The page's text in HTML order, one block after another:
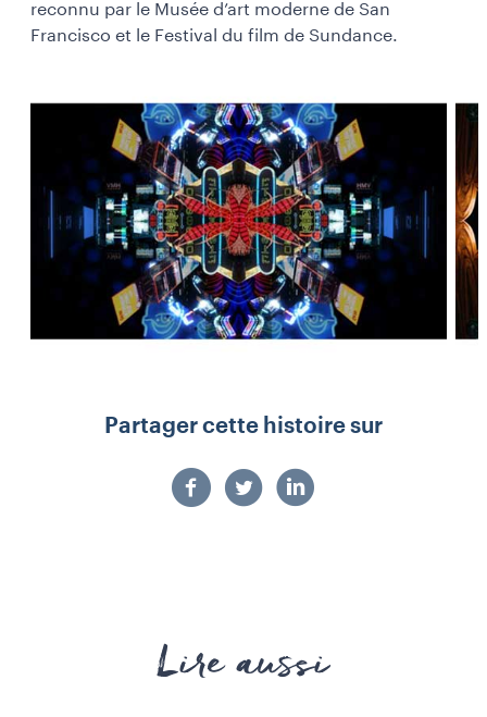
reconnu par le Musée d’art moderne de San
Francisco et le Festival du film de Sundance.
Partager cette histoire sur
Lire aussi